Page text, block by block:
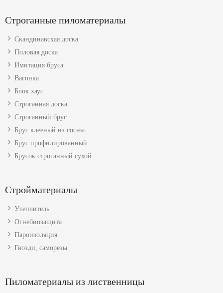
Строганные пиломатериалы
Скандинавская доска
Половая доска
Имитация бруса
Вагонка
Блок хаус
Строганная доска
Строганный брус
Брус клееный из сосны
Брус профилированный
Брусок строганный сухой
Стройматериалы
Утеплитель
Огнебиозащита
Пароизоляция
Гвозди, саморезы
Пиломатериалы из лиственницы